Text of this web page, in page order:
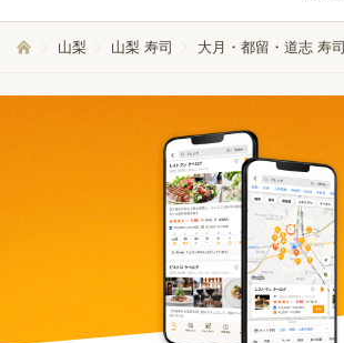
山梨 山梨 寿司 大月・都留・道志 寿司